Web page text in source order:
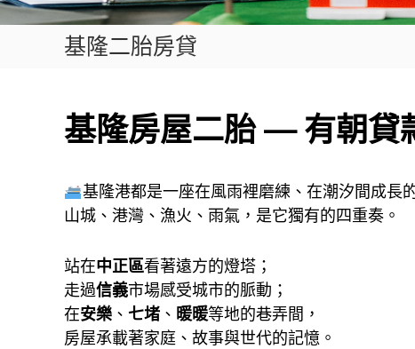
基隆二胎房貸
基隆房屋二胎 — 有朝貸
基隆港都是一座在風雨裡磨練、在潮汐間成長
山城、港灣、漁火、雨氣，是它獨有的四重奏。
站在中正區看著遠方的燈塔；
走過信義市場感受城市的脈動；
在安樂 、 七堵 、 暖暖等地的巷弄間，
房屋承載著家庭、故事與世代的記憶。